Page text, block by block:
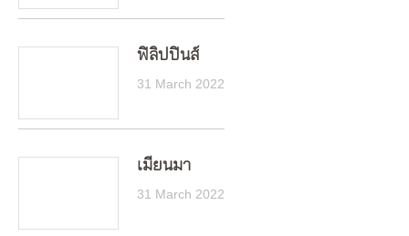
ฟิลิปปินส์
31 March 2022
เมียนมา
31 March 2022